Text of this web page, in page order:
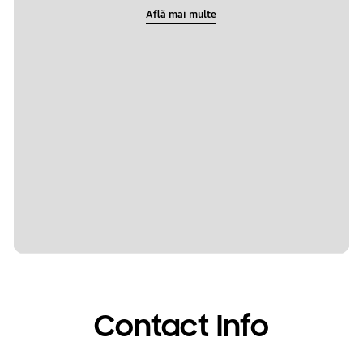
Află mai multe
Contact Info